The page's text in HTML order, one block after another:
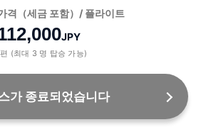
격（세금 포함）/ 플라이트
JPY
(최대 3 명 탑승 가능)
가 종료되었습니다